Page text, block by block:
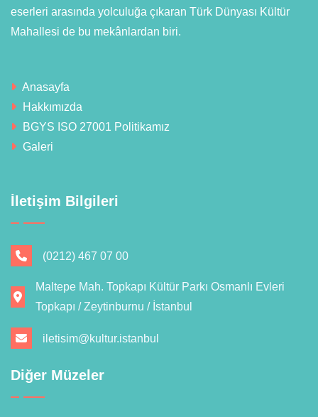
eserleri arasında yolculuğa çıkaran Türk Dünyası Kültür
Mahallesi de bu mekânlardan biri.
Anasayfa
Hakkımızda
BGYS ISO 27001 Politikamız
Galeri
İletişim Bilgileri
(0212) 467 07 00
Maltepe Mah. Topkapı Kültür Parkı Osmanlı Evleri
Topkapı / Zeytinburnu / İstanbul
iletisim@kultur.istanbul
Diğer Müzeler